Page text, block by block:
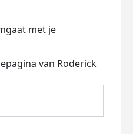
met je
van Roderick